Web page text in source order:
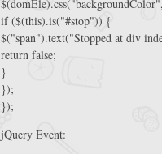
if ($(this).is("#stop")) {
$("span").text("Stopped at div
return false;
}
});
});
jQuery Event: